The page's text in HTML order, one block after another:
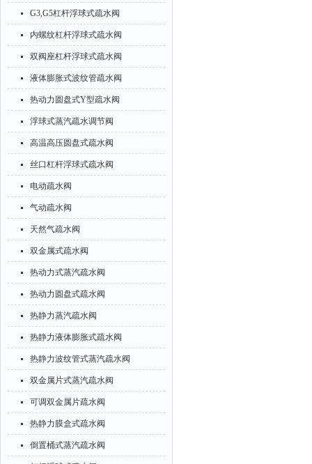
G3,G5杠杆浮球式疏水阀
内螺纹杠杆浮球式疏水阀
双阀座杠杆浮球式疏水阀
液体膨胀式波纹管疏水阀
热动力圆盘式Y型疏水阀
浮球式蒸汽疏水调节阀
高温高压圆盘式疏水阀
丝口杠杆浮球式疏水阀
电动疏水阀
气动疏水阀
天然气疏水阀
双金属式疏水阀
热动力式蒸汽疏水阀
热动力圆盘式疏水阀
热静力蒸汽疏水阀
热静力液体膨胀式疏水阀
热静力波纹管式蒸汽疏水阀
双金属片式蒸汽疏水阀
可调双金属片疏水阀
热静力膜盒式疏水阀
倒置桶式蒸汽疏水阀